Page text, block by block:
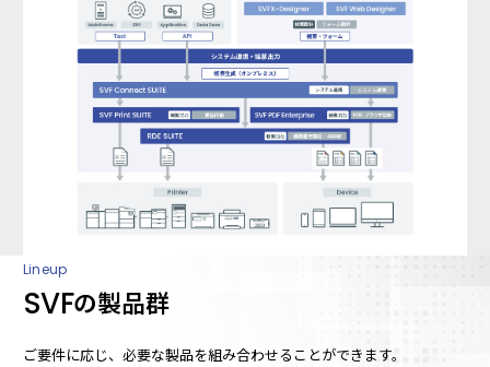
Lineup
SVFの製品群
ご要件に応じ、必要な製品を組み合わせることができます。